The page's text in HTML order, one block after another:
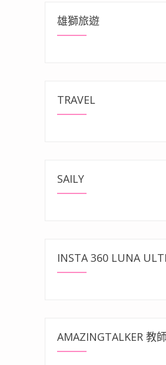
雄獅旅遊
TRAVEL
SAILY
INSTA 360 LUNA
AMAZINGTALKER 教